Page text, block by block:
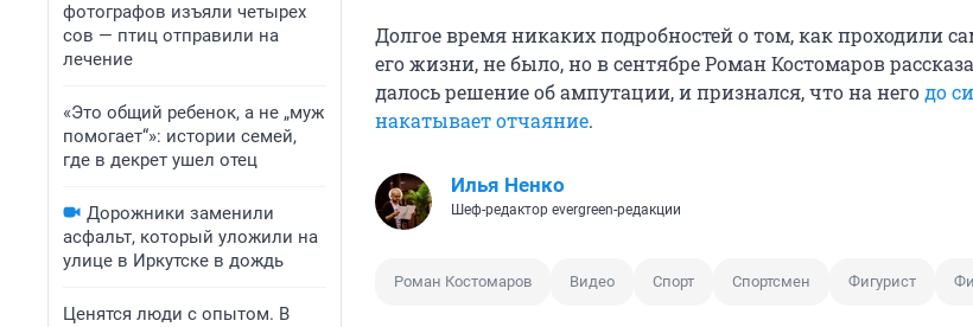
фотографов изъяли четырех
сов — птиц отправили на
лечение
«Это общий ребенок, а не „муж
помогает“»: истории семей,
где в декрет ушел отец
Дорожники заменили
асфальт, который уложили на
улице в Иркутске в дождь
Ценятся люди с опытом. В
Долгое время никаких подробностей о том, как проходили
его жизни, не было, но в сентябре Роман Костомаров
далось решение об ампутации, и признался, что на негодо
накатывает отчаяние.
Илья Ненко
Шеф-редактор evergreen-редакции
Роман Костомаров Видео Спорт Спортсмен Фигурист